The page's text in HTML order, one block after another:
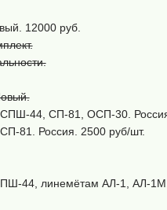
12000 руб.
СПШ-44, СП-81, ОСП-30.
81. Россия. 2500 руб/шт.
44, линемётам АЛ-1, АЛ-1М.